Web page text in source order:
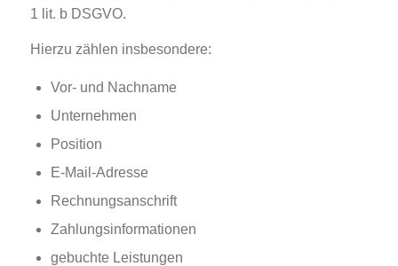
1 lit. b DSGVO.
Hierzu zählen insbesondere:
Vor- und Nachname
Unternehmen
Position
E-Mail-Adresse
Rechnungsanschrift
Zahlungsinformationen
gebuchte Leistungen